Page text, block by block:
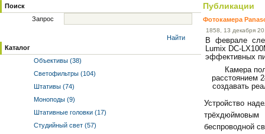
Поиск
Запрос
Найти
Каталог
Объективы (38)
Светофильтры (104)
Штативы (74)
Моноподы (9)
Штативные головки (17)
Студийный свет (57)
Публикации
Фотокамера
1858 , 13 декабря
В феврале
Lumix DC-
эффективных
Камера
расстоянием
создавать
Устройство
трёхдюймовым
беспроводной